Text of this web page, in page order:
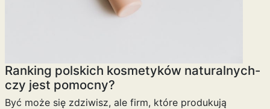
Ranking polskich kosmetyków naturalnych-
czy jest pomocny?
Być może się zdziwisz, ale firm, które produkują